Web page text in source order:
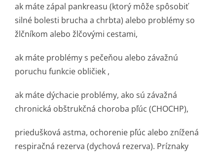
ak máte zápal pankreasu (ktorý môže spôsobiť
silné bolesti brucha a chrbta) alebo problémy so
žlčníkom alebo žlčovými cestami,
ak máte problémy s pečeňou alebo závažnú
poruchu funkcie obličiek ,
ak máte dýchacie problémy, ako sú závažná
chronická obštrukčná choroba pľúc (CHOCHP),
priedušková astma, ochorenie pľúc alebo znížená
respiračná rezerva (dychová rezerva). Príznaky